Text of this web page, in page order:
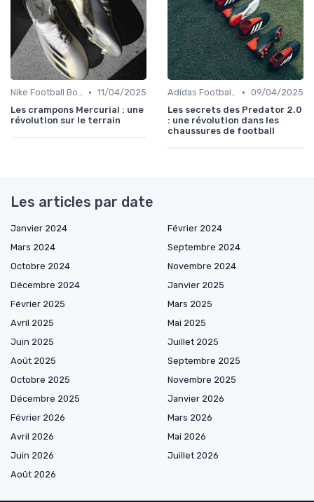
Nike Football Boots • 11/04/2025
Les crampons Mercurial : une
révolution sur le terrain
Adidas Football Boots • 09/04/2025
Les secrets des Predator 2.0
: une révolution dans les
chaussures de football
Les articles par date
Janvier 2024
Février 2024
Mars 2024
Septembre 2024
Octobre 2024
Novembre 2024
Décembre 2024
Janvier 2025
Février 2025
Mars 2025
Avril 2025
Mai 2025
Juin 2025
Juillet 2025
Août 2025
Septembre 2025
Octobre 2025
Novembre 2025
Décembre 2025
Janvier 2026
Février 2026
Mars 2026
Avril 2026
Mai 2026
Juin 2026
Juillet 2026
Août 2026